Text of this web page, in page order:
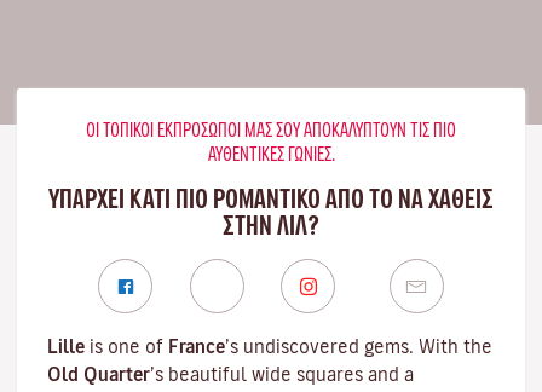
ΟΙ ΤΟΠΙΚΟΊ ΕΚΠΡΌΣΩΠΟΊ ΜΑΣ ΣΟΥ ΑΠΟΚΑΛΎΠΤΟΥΝ ΤΙΣ ΠΙΟ
ΑΥΘΕΝΤΙΚΈΣ ΓΩΝΙΈΣ.
ΥΠΑΡΧΕΙ ΚΑΤΙ ΠΙΟ ΡΟΜΑΝΤΙΚΟ ΑΠΟ ΤΟ ΝΑ ΧΑΘΕΙΣ
ΣΤΗΝ ΛΙΛ?
Lille is one of France’s undiscovered gems. With the
Old Quarter’s beautiful wide squares and a